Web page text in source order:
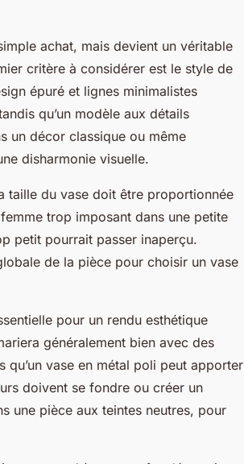
achat, mais devient un véritable
critère à considérer est le style de
épuré et lignes minimalistes
qu’un modèle aux détails
un décor classique ou même
disharmonie visuelle.
taille du vase doit être proportionnée
trop imposant dans une petite
petit pourrait passer inaperçu.
de la pièce pour choisir un vase
pour un rendu esthétique
généralement bien avec des
qu’un vase en métal poli peut apporter
doivent se fondre ou créer un
une pièce aux teintes neutres, pour